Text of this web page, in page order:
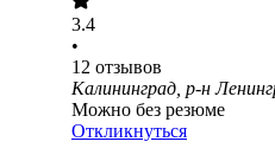
3.4
•
12 отзывов
Калининград, р-н
Можно без резюме
Откликнуться